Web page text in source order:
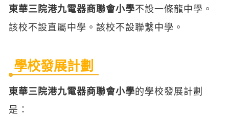
東華三院港九電器商聯會小學不設一條龍中學。
該校不設直屬中學。該校不設聯繫中學。
學校發展計劃
東華三院港九電器商聯會小學的學校發展計劃
是：